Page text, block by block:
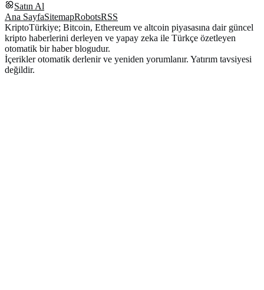
Satın Al
Ana SayfaSitemapRobotsRSS
KriptoTürkiye; Bitcoin, Ethereum ve altcoin piyasasına dair güncel
kripto haberlerini derleyen ve yapay zeka ile Türkçe özetleyen
otomatik bir haber blogudur.
İçerikler otomatik derlenir ve yeniden yorumlanır. Yatırım tavsiyesi
değildir.